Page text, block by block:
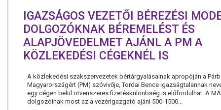
IGAZSÁGOS VEZETŐI BÉREZÉSI
DOLGOZÓKNAK BÉREMELÉST ÉS
ALAPJÖVEDELMET AJÁNL A PM A
KÖZLEKEDÉSI CÉGEKNÉL IS
A közlekedési szakszervezetek bértárgyalásainak apropóján a
Magyarországért (PM) szóvivője, Tordai Bence igazságtalannak
egy cégen belül ötvenszeres fizetéskülönbség is előfordulhat. A
dolgozóinak most az a vezérigazgató ajánl 500-1500...